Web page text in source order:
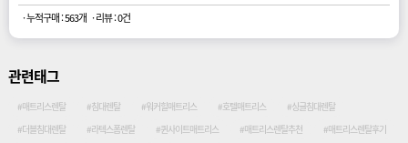
· 누적구매 : 563개 · 리뷰 : 0건
관련태그
#매트리스렌탈 #침대렌탈 #워커힐매트리스 #호텔매트리스
#싱글침대렌탈
#더블침대렌탈
#라텍스폼렌탈 #퀸사이트매트리스 #매트리스렌탈추천
#매트리스렌탈후기